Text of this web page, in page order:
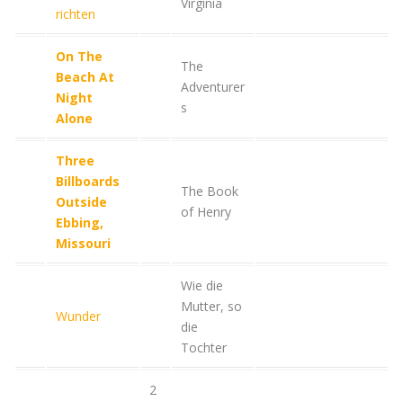
richten
On The
Beach At
Night
Alone
The
Adventurer
s
Three
Billboards
Outside
Ebbing,
Missouri
The Book
of Henry
Wunder
Wie die
Mutter, so
die
Tochter
2